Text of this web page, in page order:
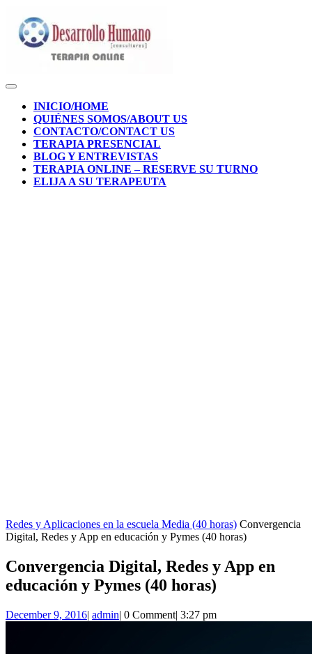
content
Skip
Open
ButtonINICIO/HOME
QUIÉNES SOMOS/ABOUT US
CONTACTO/CONTACT US
TERAPIA PRESENCIAL
BLOG Y ENTREVISTAS
TERAPIA ONLINE – RESERVE SU TURNO
ELIJA A SU TERAPEUTA
Redes y Aplicaciones en la escuela Media (40 horas) Convergencia
Digital, Redes y App en educación y Pymes (40 horas)
Convergencia Digital, Redes y App en
educación y Pymes (40 horas)
December 9, 2016December
| adminadmin
| 0 Comment| 3:27 pm